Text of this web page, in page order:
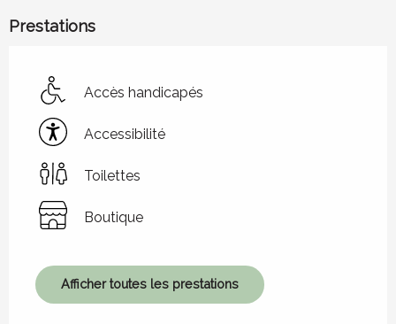
Prestations
Accès handicapés
Accessibilité
Toilettes
Boutique
Afficher toutes les prestations